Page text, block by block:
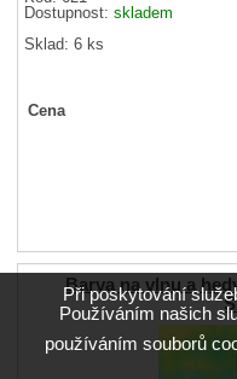
Dostupnost:skladem
Sklad: 6 ks
Cena
Barva na vlnu a
Při poskytování
Používáním našich
používáním souborů